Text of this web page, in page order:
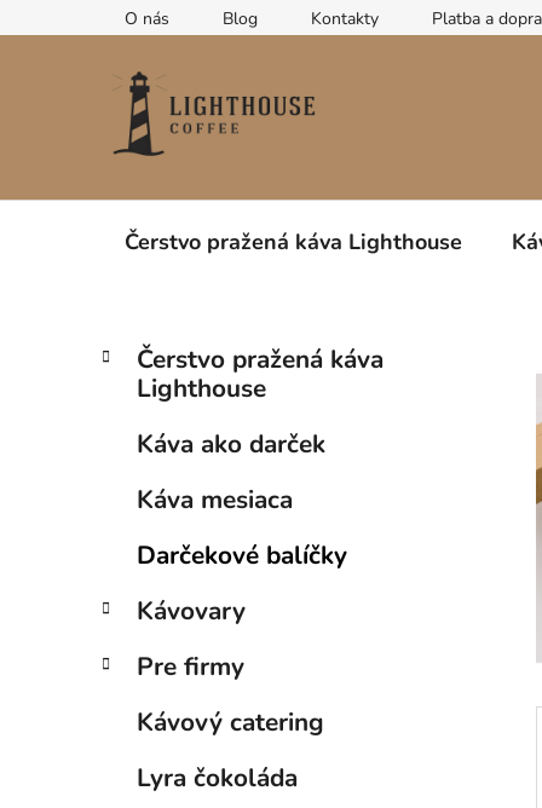
na
O nás Blog Kontakty Platba a
Čerstvo pražená káva Lighthouse
B
e
Preskočiť
kategórie
K
a
Čerstvo pražená káva
Lighthouse
Káva ako darček
Káva mesiaca
Darčekové balíčky
Kávovary
Pre firmy
Kávový catering
Lyra čokoláda